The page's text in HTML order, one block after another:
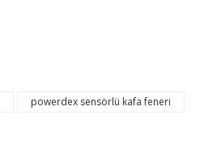
powerdex sensörlü kafa feneri